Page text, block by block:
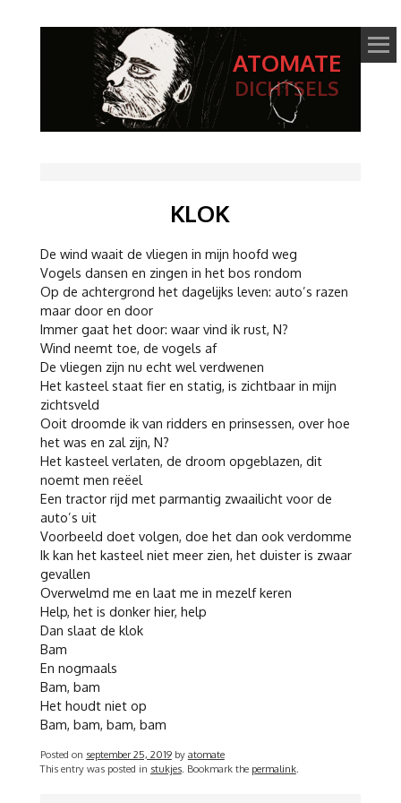
ATOMATE
DICHTSELS
KLOK
De wind waait de vliegen in mijn hoofd weg
Vogels dansen en zingen in het bos rondom
Op de achtergrond het dagelijks leven: auto’s razen
maar door en door
Immer gaat het door: waar vind ik rust, N?
Wind neemt toe, de vogels af
De vliegen zijn nu echt wel verdwenen
Het kasteel staat fier en statig, is zichtbaar in mijn
zichtsveld
Ooit droomde ik van ridders en prinsessen, over hoe
het was en zal zijn, N?
Het kasteel verlaten, de droom opgeblazen, dit
noemt men reëel
Een tractor rijd met parmantig zwaailicht voor de
auto’s uit
Voorbeeld doet volgen, doe het dan ook verdomme
Ik kan het kasteel niet meer zien, het duister is zwaar
gevallen
Overwelmd me en laat me in mezelf keren
Help, het is donker hier, help
Dan slaat de klok
Bam
En nogmaals
Bam, bam
Het houdt niet op
Bam, bam, bam, bam
Posted on september 25, 2019by atomate
This entry was posted in stukjes. Bookmark the permalink.